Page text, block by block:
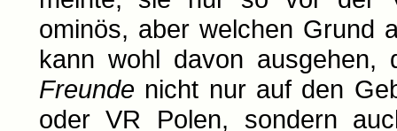
ominös, aber welchen Grund
kann wohl davon
Freunde nicht nur auf den
oder VR Polen, sondern